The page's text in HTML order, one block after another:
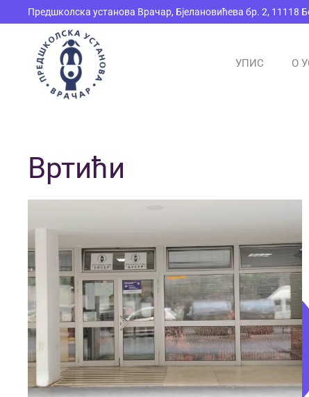
Skip to main content
Предшколска установа Врачар, Бјелановићева бр. 2, 11118
УПИС О
Вртићи